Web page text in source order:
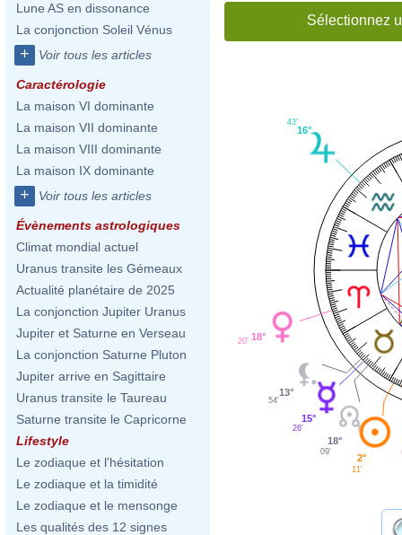
Lune AS en dissonance
La conjonction Soleil Vénus
+ Voir tous les articles
Caractérologie
La maison VI dominante
La maison VII dominante
La maison VIII dominante
La maison IX dominante
+ Voir tous les articles
Évènements astrologiques
Climat mondial actuel
Uranus transite les Gémeaux
Actualité planétaire de 2025
La conjonction Jupiter Uranus
Jupiter et Saturne en Verseau
La conjonction Saturne Pluton
Jupiter arrive en Sagittaire
Uranus transite le Taureau
Saturne transite le Capricorne
Lifestyle
Le zodiaque et l'hésitation
Le zodiaque et la timidité
Le zodiaque et le mensonge
Les qualités des 12 signes
Sélectionnez
16°
43'
18°
20'
13°
54'
15°
26'
18°
09'
2°
11'